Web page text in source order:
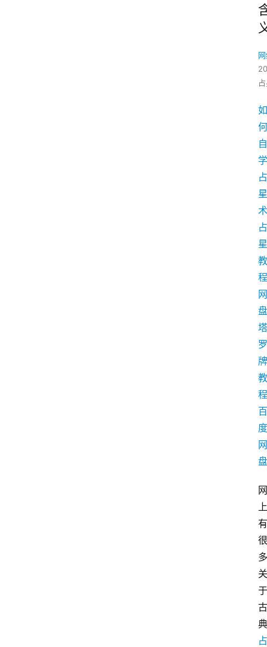
如
何
自
学
占
星
术
占
星
教
程
网
盘
塔
罗
牌
教
程
百
度
网
盘
网
上
有
很
多
关
于
古
典
占